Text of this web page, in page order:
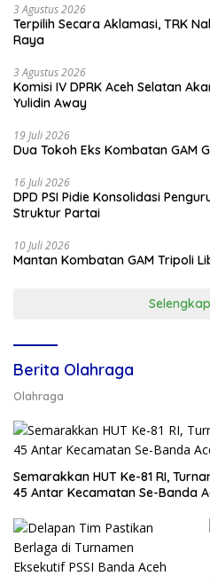
3 Agustus 2026
Terpilih Secara Aklamasi, TRK
Raya
3 Agustus 2026
Komisi IV DPRK Aceh Selatan
Yulidin Away
19 Juli 2026
Dua Tokoh Eks Kombatan GAM
16 Juli 2026
DPD PSI Pidie Konsolidasi
Struktur Partai
10 Juli 2026
Mantan Kombatan GAM Tripoli
Berita Olahraga
Olahraga
Semarakkan HUT Ke-81 RI,
45 Antar Kecamatan Se-Banda